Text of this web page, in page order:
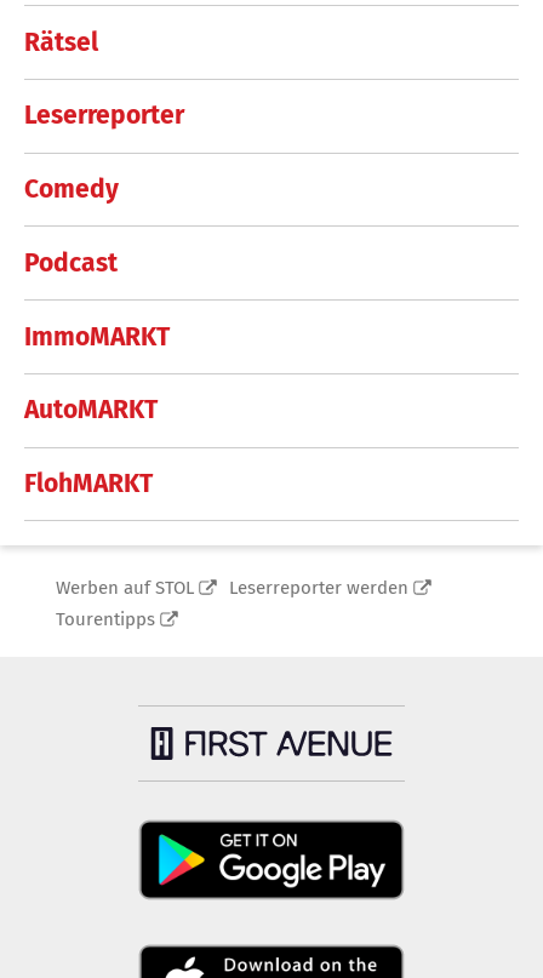
Rätsel
Leserreporter
Comedy
Podcast
ImmoMARKT
AutoMARKT
FlohMARKT
Werben auf STOL
Leserreporter werden
Tourentipps